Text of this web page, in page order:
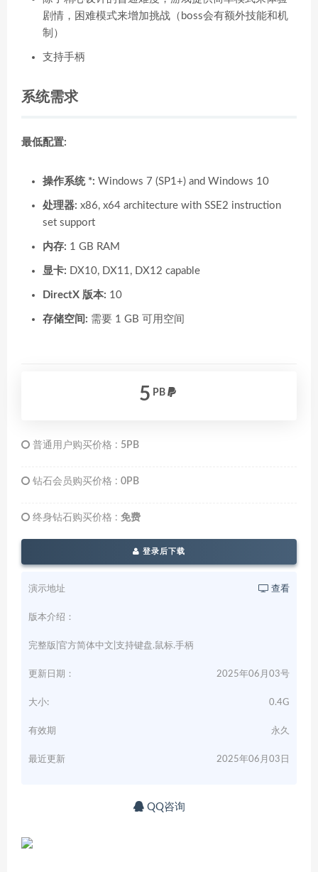
剧情，困难模式来增加挑战（boss会有额外技能和机
制）
支持手柄
系统需求
最低配置:
操作系统 *: Windows 7 (SP1+) and Windows 10
处理器: x86, x64 architecture with SSE2 instruction
set support
内存: 1 GB RAM
显卡: DX10, DX11, DX12 capable
DirectX 版本: 10
存储空间: 需要 1 GB 可用空间
5 PB
普通用户购买价格 : 5PB
钻石会员购买价格 : 0PB
终身钻石购买价格 : 免费
登录后下载
演示地址 查看
版本介绍：
完整版|官方简体中文|支持键盘.鼠标.手柄
更新日期： 2025年06月03号
大小: 0.4G
有效期 永久
最近更新 2025年06月03日
QQ咨询